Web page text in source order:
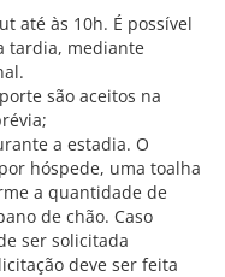
até às 10h. É possível
tardia, mediante
são aceitos na
a estadia. O
hóspede, uma toalha
a quantidade de
de chão. Caso
ser solicitada
deve ser feita